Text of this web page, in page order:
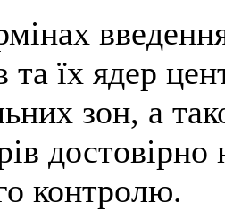
та їх ядер
зон, а
достовірно
контролю.